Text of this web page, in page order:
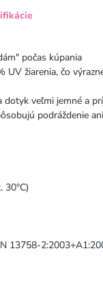
počas kúpania
UV žiarenia, čo
veľmi jemné a
podráždenie
30°C)
13758-